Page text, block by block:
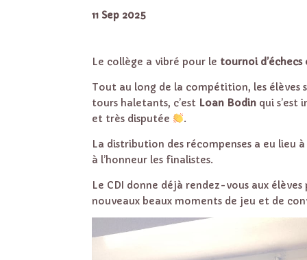
11 Sep 2025
Le collège a vibré pour le tournoi d’échecs
Tout au long de la compétition, les
tours haletants, c’est Loan Bodin qui s’est
et très disputée
.
La distribution des récompenses a eu
à l’honneur les finalistes.
Le CDI donne déjà rendez-vous aux
nouveaux beaux moments de jeu et de